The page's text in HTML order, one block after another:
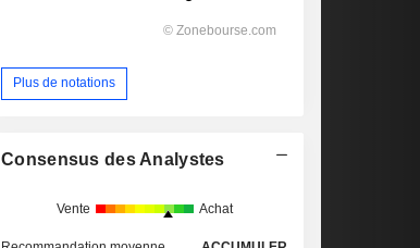
Plus de notations
Consensus des Analystes
Vente Achat